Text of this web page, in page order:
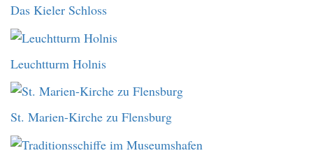
Das Kieler Schloss
Leuchtturm Holnis
St. Marien-Kirche zu Flensburg